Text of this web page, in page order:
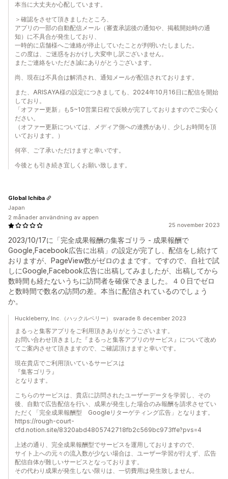
本当に大丈夫か心配しています。
＞確認をさせて頂きましたところ、
アプリの一部の自動配信メール（審査承認後の通知や、掲載開始時の通
知）に不具合が発生しており、
一時的に店舗様へご連絡が停止していたことが判明いたしました。
この度は、ご迷惑をおかけし大変申し訳ございません。
またご連絡をいただき誠にありがとうございます。
尚、現在は不具合は解消され、通知メールが配信されております。
また、ARISAYA様の設定につきましても、2024年10月16日に配信を開始
しており。
「オファー更新」も5~10営業日程で反映が完了しておりますのでご安心く
ださい。
（オファー更新については、メディア側への連携があり、少しお時間を頂
いております。）
何卒、ご了承いただけますと幸いです。
今後とも引き続き宜しくお願い致します。
25 november 2023
2023/10/17に「完全成果報酬の集客ゴリラ - 成果報酬で
Google,Facebook広告に出稿」の設定が完了し、配信をし続けて
おりますが、PageView数がゼロのままです。ですので、自社で試
しにGoogle,Facebook広告に出稿してみましたが、出稿してから
数時間も経たないうちに訪問者を確保できました。４０日でゼロ
と数時間で数名の訪問の差。本当に配信されているのでしょう
か。
Global Ichiba
Japan
2 månader användning av appen
Huckleberry, Inc.（ハックルベリー） svarade 8 december 2023
まるっと集客アプリをご利用頂きありがとうございます。
お問い合わせ頂きました『まるっと集客アプリのサービス』について改め
てご案内させて頂きますので、ご確認頂けますと幸いです。
現在貴店でご利用頂いているサービスは
『集客ゴリラ』
となります。
こちらのサービスは、貴店に訪問されたユーザーデータを学習し、その
後、自動で広告配信を行い、成果が発生した場合のみ報酬を請求させてい
ただく「完全成果報酬型 Googleリターゲティング広告」となります。
https://rough-court-
cfd.notion.site/8320abd4805742718fb2c569bc973ffe?pvs=4
上述の通り、完全成果報酬型でサービスを運用しておりますので、
サイト上への元々の流入数が少ない場合は、ユーザー学習が行えず、広告
配信自体が難しいサービスとなっております。
その代わり成果が発生しない限りは、一切費用は発生致しません。